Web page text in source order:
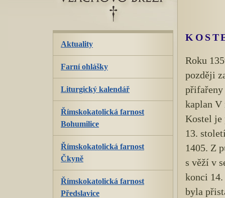
Roku
později
přifařeny
kaplan V
Kostel je
13.
1405. Z
s věží v
konci 14.
byla
Aktuality
Farní ohlášky
Liturgický kalendář
Římskokatolická farnost
Bohumilice
Římskokatolická farnost
Čkyně
Římskokatolická farnost
Předslavice